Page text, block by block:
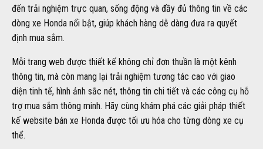
đến trải nghiệm trực quan, sống động và đầy đủ thông tin về các
dòng xe Honda nổi bật, giúp khách hàng dễ dàng đưa ra quyết
định mua sắm.
Mỗi trang web được thiết kế không chỉ đơn thuần là một kênh
thông tin, mà còn mang lại trải nghiệm tương tác cao với giao
diện tinh tế, hình ảnh sắc nét, thông tin chi tiết và các công cụ hỗ
trợ mua sắm thông minh. Hãy cùng khám phá các giải pháp thiết
kế website bán xe Honda được tối ưu hóa cho từng dòng xe cụ
thể.